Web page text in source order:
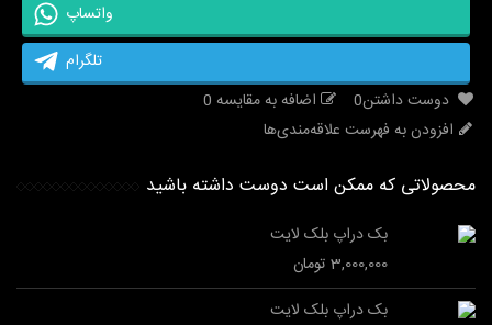
واتساپ
تلگرام
دوست داشتن0 اضافه به مقایسه 0
افزودن به فهرست علاقه‌مندی‌ها
محصولاتی که ممکن است دوست داشته باشید
بک دراپ بلک لایت
3,000,000 تومان
بک دراپ بلک لایت